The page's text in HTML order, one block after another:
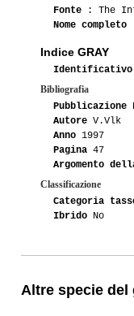
Fonte : The
Nome completo
Indice GRAY
Identificativo
Bibliografia
Pubblicazione
Autore V.Vlk
Anno 1997
Pagina 47
Argomento
Classificazione
Categoria
Ibrido No
Altre specie del